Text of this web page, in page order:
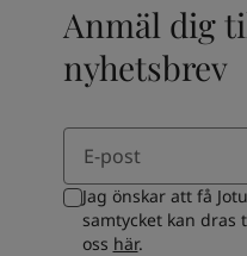
Anmäl dig
nyhetsbrev
Email
Jag önskar att få
samtycket kan dras
oss här.